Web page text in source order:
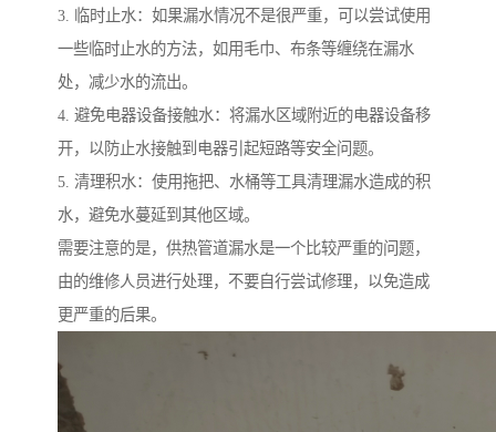
3. 临时止水：如果漏水情况不是很严重，可以尝试使用
一些临时止水的方法，如用毛巾、布条等缠绕在漏水
处，减少水的流出。
4. 避免电器设备接触水：将漏水区域附近的电器设备移
开，以防止水接触到电器引起短路等安全问题。
5. 清理积水：使用拖把、水桶等工具清理漏水造成的积
水，避免水蔓延到其他区域。
需要注意的是，供热管道漏水是一个比较严重的问题，
由的维修人员进行处理，不要自行尝试修理，以免造成
更严重的后果。